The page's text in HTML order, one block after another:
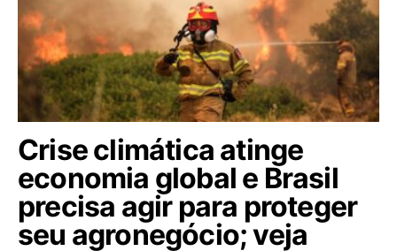
Crise climática atinge
economia global e Brasil
precisa agir para proteger
seu agronegócio; veja